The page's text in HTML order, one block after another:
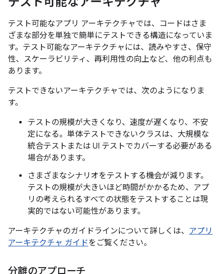
テスト可能なアプリ アーキテクチャでは、コードはさま
ざまな部分を単独で簡単にテストできる構造になっていま
す。テスト可能なアーキテクチャには、読みやすさ、保守
性、スケーラビリティ、再利用性の向上など、他の利点も
あります。
テストできないアーキテクチャでは、次のようになりま
す。
テストの規模が大きくなり、速度が遅くなり、不安
定になる。単体テストできないクラスは、大規模な
統合テストまたは UI テストでカバーする必要がある
場合があります。
さまざまなシナリオをテストする機会が減ります。
テストの規模が大きいほど時間がかかるため、アプ
リの考えられるすべての状態をテストすることは現
実的ではない可能性があります。
アーキテクチャのガイドラインについて詳しくは、 アプリ
アーキテクチャ ガイドをご覧ください。
分離のアプローチ